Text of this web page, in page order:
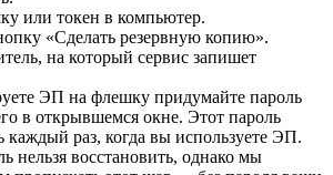
или токен в компьютер.
«Сделать резервную копию».
на который сервис запишет
ЭП на флешку придумайте пароль
в открывшемся окне. Этот пароль
каждый раз, когда вы используете ЭП.
нельзя восстановить, однако мы